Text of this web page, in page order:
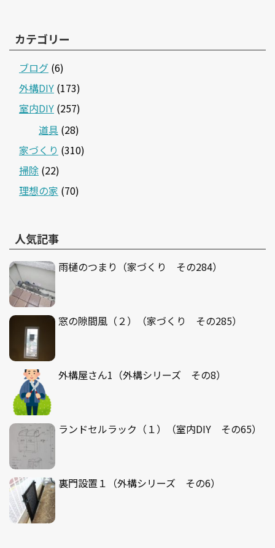
カテゴリー
ブログ (6)
外構DIY (173)
室内DIY (257)
道具 (28)
家づくり (310)
掃除 (22)
理想の家 (70)
人気記事
雨樋のつまり（家づくり その284）
窓の隙間風（２）（家づくり その285）
外構屋さん1（外構シリーズ その8）
ランドセルラック（１）（室内DIY その65）
裏門設置１（外構シリーズ その6）